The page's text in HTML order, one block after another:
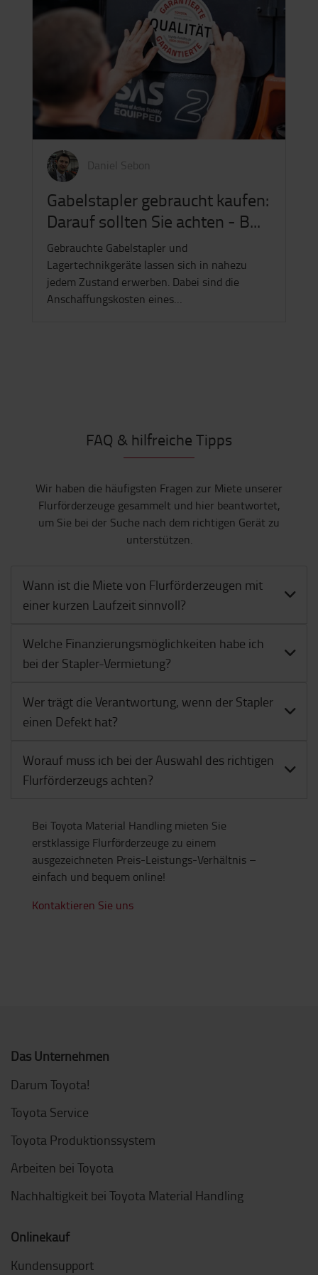
Daniel Sebon
Gabelstapler gebraucht kaufen:
Darauf sollten Sie achten - B...
Gebrauchte Gabelstapler und
Lagertechnikgeräte lassen sich in nahezu
jedem Zustand erwerben. Dabei sind die
Anschaffungskosten eines…
FAQ & hilfreiche Tipps
Wir haben die häufigsten Fragen zur Miete unserer
Flurförderzeuge gesammelt und hier beantwortet,
um Sie bei der Suche nach dem richtigen Gerät zu
unterstützen.
Wann ist die Miete von Flurförderzeugen mit
einer kurzen Laufzeit sinnvoll?
Welche Finanzierungsmöglichkeiten habe ich
bei der Stapler-Vermietung?
Wer trägt die Verantwortung, wenn der Stapler
einen Defekt hat?
Worauf muss ich bei der Auswahl des richtigen
Flurförderzeugs achten?
Bei Toyota Material Handling mieten Sie
erstklassige Flurförderzeuge zu einem
ausgezeichneten Preis-Leistungs-Verhältnis –
einfach und bequem online!
Kontaktieren Sie uns
Das Unternehmen
Darum Toyota!
Toyota Service
Toyota Produktionssystem
Arbeiten bei Toyota
Nachhaltigkeit bei Toyota Material Handling
Onlinekauf
Kundensupport